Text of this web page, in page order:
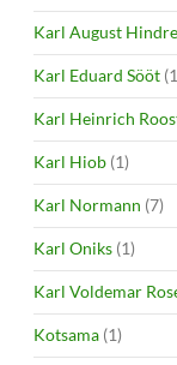
Karl August
Karl Eduard Sööt
Karl Heinrich
Karl Hiob (1)
Karl Normann (7)
Karl Oniks (1)
Karl Voldemar
Kotsama (1)